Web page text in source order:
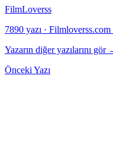
FilmLoverss
7890 yazı · Filmloverss.com
Yazarın diğer yazılarını gör
Önceki Yazı